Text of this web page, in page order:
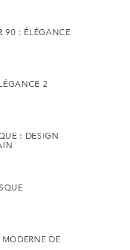
90 : ÉLÉGANCE
2
: DESIGN
DE